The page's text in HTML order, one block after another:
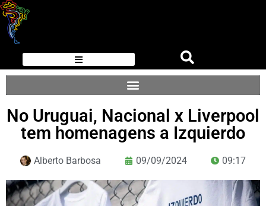
No Uruguai, Nacional x Liverpool
tem homenagens a Izquierdo
Alberto Barbosa 09/09/2024 09:17